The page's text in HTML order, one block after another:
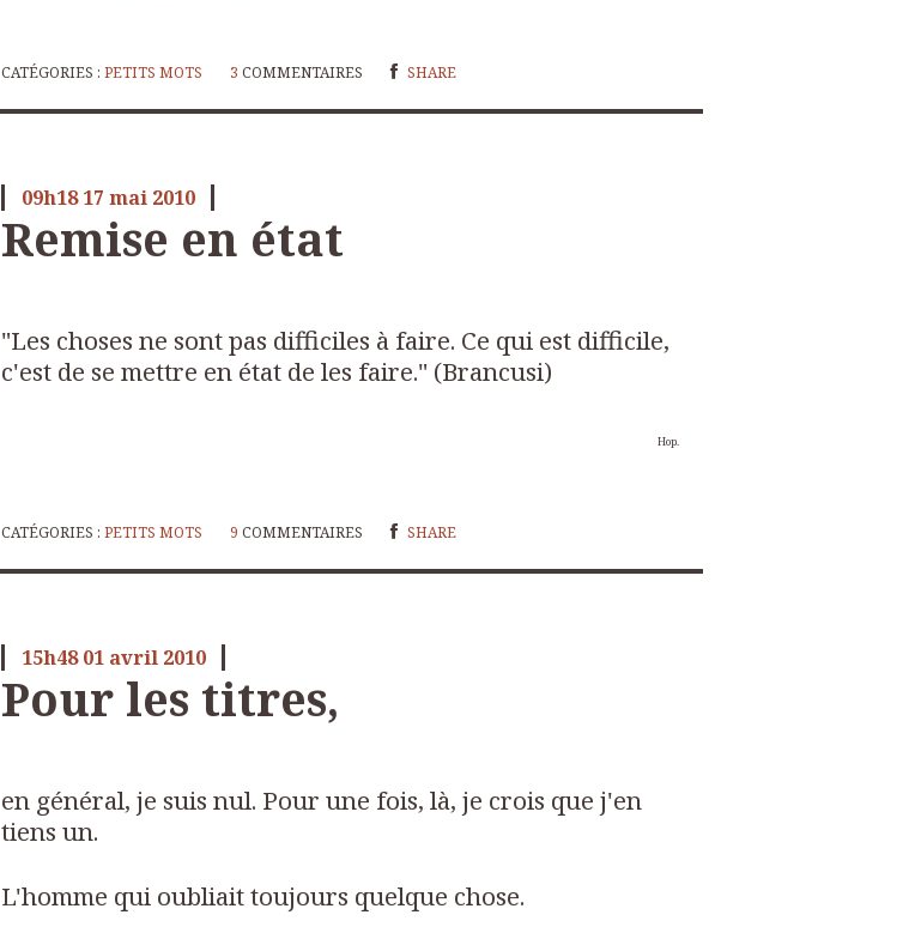
CATÉGORIES :PETITS MOTS 3 COMMENTAIRES SHARE
09h18 17 mai 2010
Remise en état
"Les choses ne sont pas difficiles à faire. Ce qui est difficile,
c'est de se mettre en état de les faire." (Brancusi)
Hop.
CATÉGORIES :PETITS MOTS 9 COMMENTAIRES SHARE
15h48 01 avril 2010
Pour les titres,
en général, je suis nul. Pour une fois, là, je crois que j'en
tiens un.
L'homme qui oubliait toujours quelque chose.